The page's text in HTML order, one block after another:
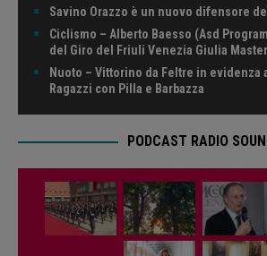
Savino Orazzo è un nuovo difensore
Ciclismo – Alberto Baesso (Asd
del Giro del Friuli Venezia Giulia Master
Nuoto – Vittorino da Feltre in evidenza
Ragazzi con Pilla e Barbazza
PODCAST RADIO